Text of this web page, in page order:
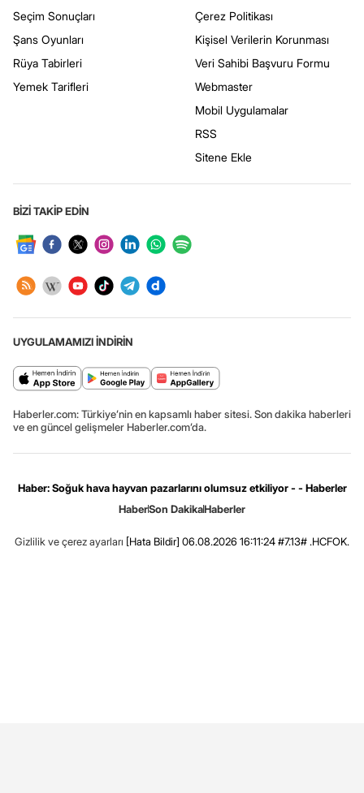
Seçim Sonuçları
Şans Oyunları
Rüya Tabirleri
Yemek Tarifleri
Çerez Politikası
Kişisel Verilerin Korunması
Veri Sahibi Başvuru Formu
Webmaster
Mobil Uygulamalar
RSS
Sitene Ekle
BİZİ TAKİP EDİN
UYGULAMAMIZI İNDİRİN
Haberler.com: Türkiye’nin en kapsamlı haber sitesi. Son dakika haberleri
ve en güncel gelişmeler Haberler.com’da.
Haber: Soğuk hava hayvan pazarlarını olumsuz etkiliyor - - Haberler
HaberSon DakikaHaberler
Gizlilik ve çerez ayarları [Hata Bildir] 06.08.2026 16:11:24 #7.13# .HCFOK.